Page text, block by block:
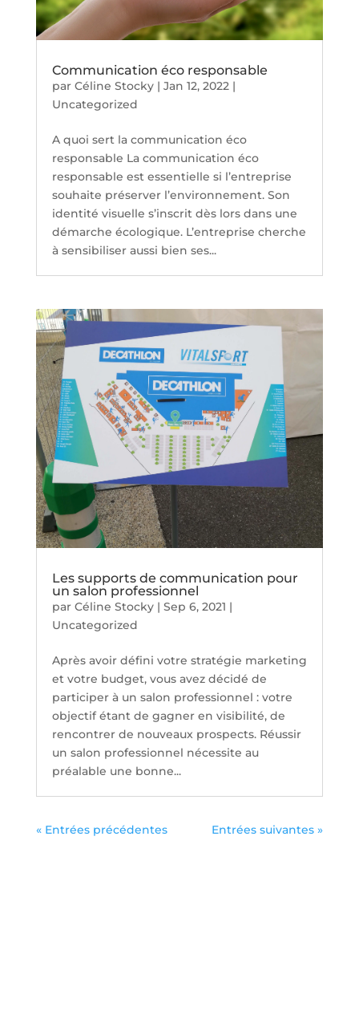
Communication éco responsable
par Céline Stocky| Jan 12, 2022|
Uncategorized
A quoi sert la communication éco
responsable La communication éco
responsable est essentielle si l’entreprise
souhaite préserver l’environnement. Son
identité visuelle s’inscrit dès lors dans une
démarche écologique. L’entreprise cherche
à sensibiliser aussi bien ses...
Les supports de communication pour
un salon professionnel
par Céline Stocky| Sep 6, 2021 |
Uncategorized
Après avoir défini votre stratégie marketing
et votre budget, vous avez décidé de
participer à un salon professionnel : votre
objectif étant de gagner en visibilité, de
rencontrer de nouveaux prospects. Réussir
un salon professionnel nécessite au
préalable une bonne...
« Entrées précédentes Entrées suivantes »